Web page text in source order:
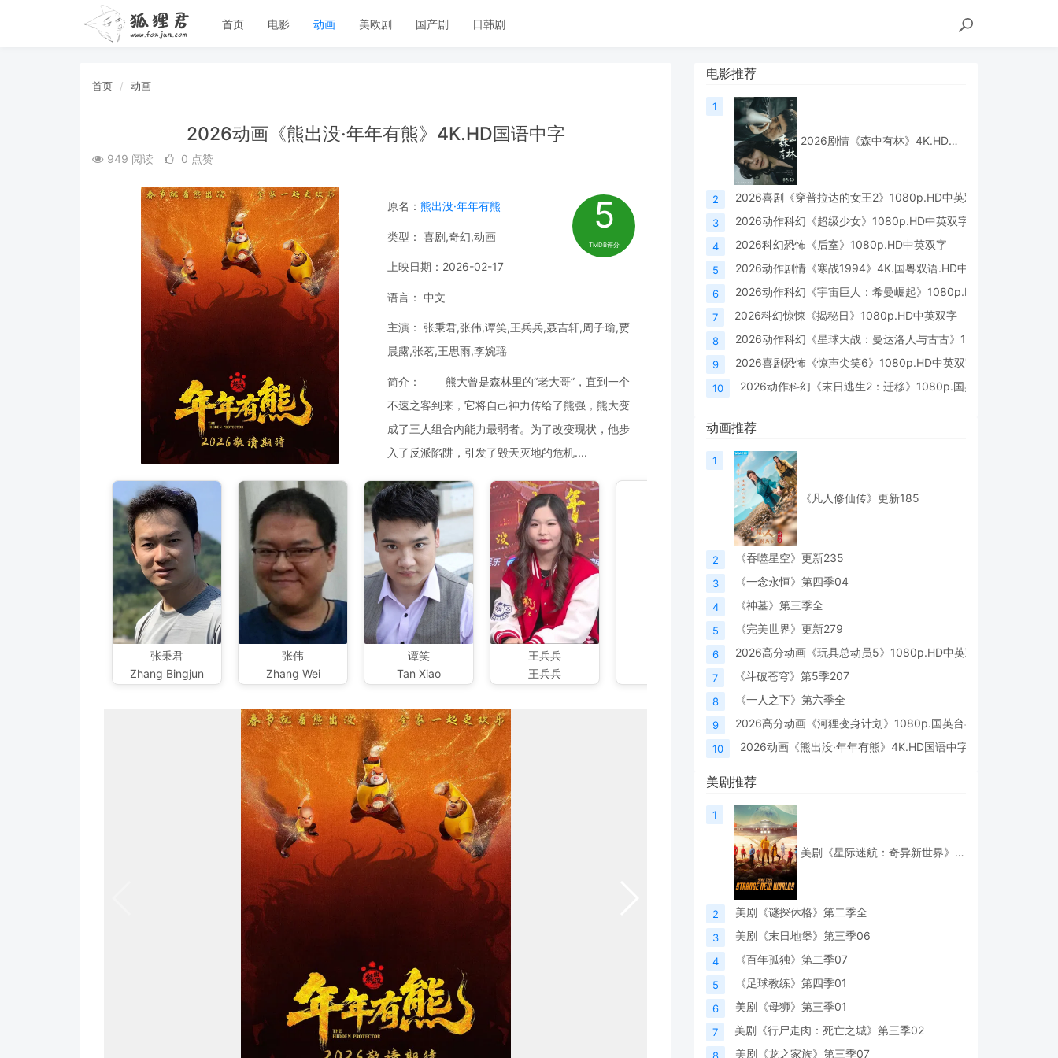
首页 电影 动画 美欧剧 国产剧 日韩剧
首页 动画
2026动画《熊出没·年年有熊》4K.HD国语中字
949 阅读 0 点赞
5
TMDB评分
原名： 熊出没·年年有熊
类型： 喜剧,奇幻,动画
上映日期：2026-02-17
语言： 中文
主演： 张秉君,张伟,谭笑,王兵兵,聂吉轩,周子瑜,贾
晨露,张茗,王思雨,李婉瑶
简介： 熊大曾是森林里的“老大哥”，直到一个
不速之客到来，它将自己神力传给了熊强，熊大变
成了三人组合内能力最弱者。为了改变现状，他步
入了反派陷阱，引发了毁天灭地的危机....
张秉君
Zhang Bingjun
张伟
Zhang Wei
谭笑
Tan Xiao
王兵兵
王兵兵
周子瑜
周子瑜
贾晨露
电影推荐
1
2026剧情《森中有林》4K.HD国语中字
2 2026喜剧《穿普拉达的女王2》1080p.HD中英双字
3 2026动作科幻《超级少女》1080p.HD中英双字
4 2026科幻恐怖《后室》1080p.HD中英双字
5 2026动作剧情《寒战1994》4K.国粤双语.HD中字
6 2026动作科幻《宇宙巨人：希曼崛起》1080p.HD中英双字
7 2026科幻惊悚《揭秘日》1080p.HD中英双字
8 2026动作科幻《星球大战：曼达洛人与古古》1080p.HD中英双字
9 2026喜剧恐怖《惊声尖笑6》1080p.HD中英双字
10 2026动作科幻《末日逃生2：迁移》1080p.国英双语.BD中英双
动画推荐
1
《凡人修仙传》更新185
2 《吞噬星空》更新235
3 《一念永恒》第四季04
4 《神墓》第三季全
5 《完美世界》更新279
6 2026高分动画《玩具总动员5》1080p.HD中英双字
7 《斗破苍穹》第5季207
8 《一人之下》第六季全
9 2026高分动画《河狸变身计划》1080p.国英台粤四语.BD中英双
10 2026动画《熊出没·年年有熊》4K.HD国语中字
美剧推荐
1
美剧《星际迷航：奇异新世界》第四季03
2 美剧《谜探休格》第二季全
3 美剧《末日地堡》第三季06
4 《百年孤独》第二季07
5 《足球教练》第四季01
6 美剧《母狮》第三季01
7 美剧《行尸走肉：死亡之城》第三季02
美剧《龙之家族》第三季07